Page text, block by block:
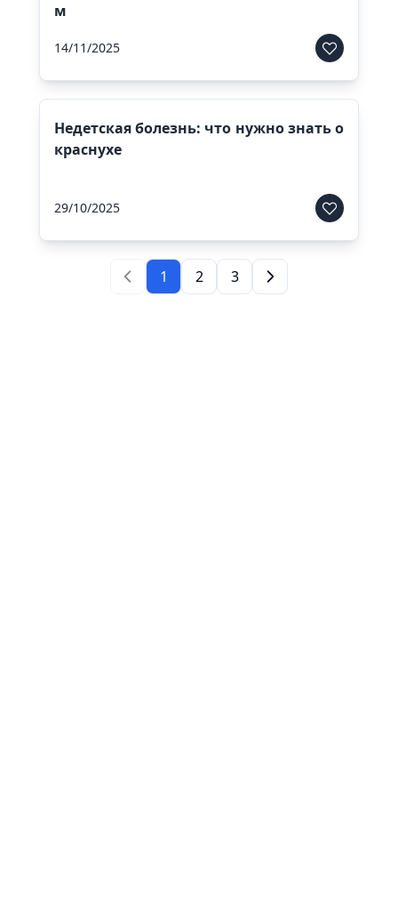
м
14/11/2025
Недетская болезнь: что нужно знать о
краснухе
29/10/2025
1 2 3